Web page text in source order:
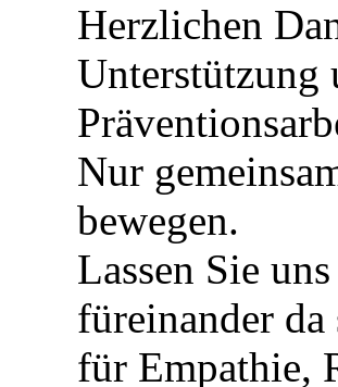
Herzlichen
Unterstützung
Nur
bewegen.
Lassen Sie
füreinander da
für Empathie,